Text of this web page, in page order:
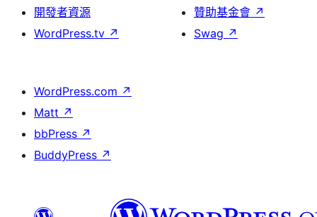
開發者資源
WordPress.tv ↗
贊助基金會 ↗
Swag ↗
WordPress.com ↗
Matt ↗
bbPress ↗
BuddyPress ↗